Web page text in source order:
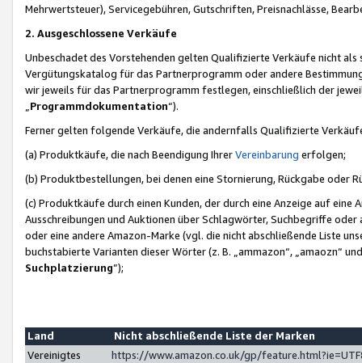
Mehrwertsteuer), Servicegebühren, Gutschriften, Preisnachlässe,
2. Ausgeschlossene Verkäufe
Unbeschadet des Vorstehenden gelten Qualifizierte Verkäufe nicht
Vergütungskatalog für das Partnerprogramm oder andere
wir jeweils für das Partnerprogramm festlegen, einschließlich der
Programmdokumentation“).
Ferner gelten folgende Verkäufe, die andernfalls Qualifizierte
(a) Produktkäufe, die nach Beendigung IhrerVereinbarung erfolgen;
(b) Produktbestellungen, bei denen eine Stornierung, Rückgabe oder
(c) Produktkäufe durch einen Kunden, der durch eine Anzeige auf
Ausschreibungen und Auktionen über Schlagwörter, Suchbegriffe
oder eine andere Amazon-Marke (vgl. die nicht abschließende Liste
buchstabierte Varianten dieser Wörter (z. B. „ammazon“, „amaozn“
Suchplatzierung”);
Land
Nicht abschließende Liste der Marken
Vereinigtes
https://www.amazon.co.uk/gp/